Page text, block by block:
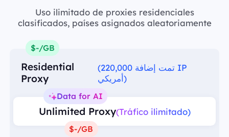
Uso ilimitado de proxies residenciales
clasificados, países asignados aleatoriamente
Residential
Proxy
(تمت إضافة 220,000 IP
أمريكي)
$-/GB
Unlimited Proxy(Tráfico ilimitado)
Data for AI
$-/GB